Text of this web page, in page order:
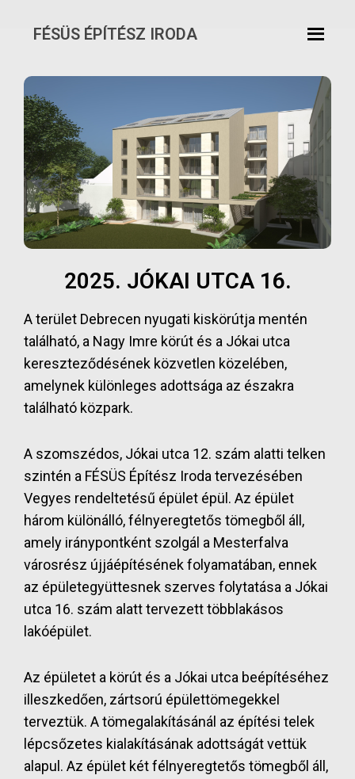
Skip
content
FÉSÜS ÉPÍTÉSZ IRODA
2025. JÓKAI UTCA 16.
A terület Debrecen nyugati kiskörútja mentén
található, a Nagy Imre körút és a Jókai utca
kereszteződésének közvetlen közelében,
amelynek különleges adottsága az északra
található közpark.
A szomszédos, Jókai utca 12. szám alatti telken
szintén a FÉSÜS Építész Iroda tervezésében
Vegyes rendeltetésű épület épül. Az épület
három különálló, félnyeregtetős tömegből áll,
amely iránypontként szolgál a Mesterfalva
városrész újjáépítésének folyamatában, ennek
az épületegyüttesnek szerves folytatása a Jókai
utca 16. szám alatt tervezett többlakásos
lakóépület.
Az épületet a körút és a Jókai utca beépítéséhez
illeszkedően, zártsorú épülettömegekkel
terveztük. A tömegalakításánál az építési telek
lépcsőzetes kialakításának adottságát vettük
alapul. Az épület két félnyeregtetős tömegből áll,